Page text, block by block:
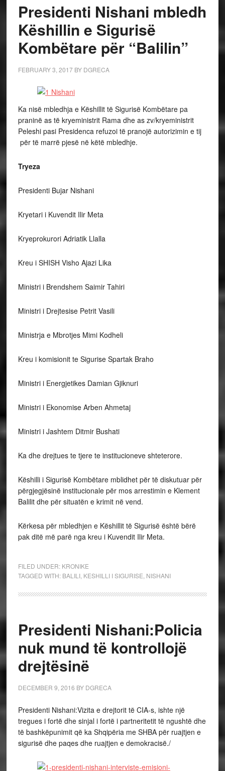
Presidenti Nishani mbledh
Këshillin e Sigurisë
Kombëtare për “Balilin”
FEBRUARY 3, 2017BY DGRECA
Ka nisë mbledhja e Këshillit të Sigurisë Kombëtare pa
praninë as të kryeministrit Rama dhe as zv/kryeministrit
Peleshi pasi Presidenca refuzoi të pranojë autorizimin e tij
për të marrë pjesë në këtë mbledhje.
Tryeza
Presidenti Bujar Nishani
Kryetari i Kuvendit Ilir Meta
Kryeprokurori Adriatik Llalla
Kreu i SHISH Visho Ajazi Lika
Ministri i Brendshem Saimir Tahiri
Ministri i Drejtesise Petrit Vasili
Ministrja e Mbrotjes Mimi Kodheli
Kreu i komisionit te Sigurise Spartak Braho
Ministri i Energjetikes Damian Gjiknuri
Ministri i Ekonomise Arben Ahmetaj
Ministri i Jashtem Ditmir Bushati
Ka dhe drejtues te tjere te institucioneve shteterore.
Këshilli i Sigurisë Kombëtare mblidhet për të diskutuar për
përgjegjësinë institucionale për mos arrestimin e Klement
Balilit dhe për situatën e krimit në vend.
Kërkesa për mbledhjen e Këshillit të Sigurisë është bërë
pak ditë më parë nga kreu i Kuvendit Ilir Meta.
FILED UNDER: KRONIKE
TAGGED WITH: BALILI, KESHILLI I SIGURISE NISHANI
Presidenti Nishani:Policia
nuk mund të kontrollojë
drejtësinë
DECEMBER 9, 2016 BY DGRECA
Presidenti Nishani:Vizita e drejtorit të CIA-s, ishte një
tregues i fortë dhe sinjal i fortë i partneritetit të ngushtë dhe
të bashkëpunimit që ka Shqipëria me SHBA për ruajtjen e
sigurisë dhe paqes dhe ruajtjen e demokracisë./